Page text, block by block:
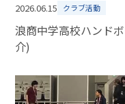
2026.06.15 クラブ活動
浪商中学高校ハンド
介)